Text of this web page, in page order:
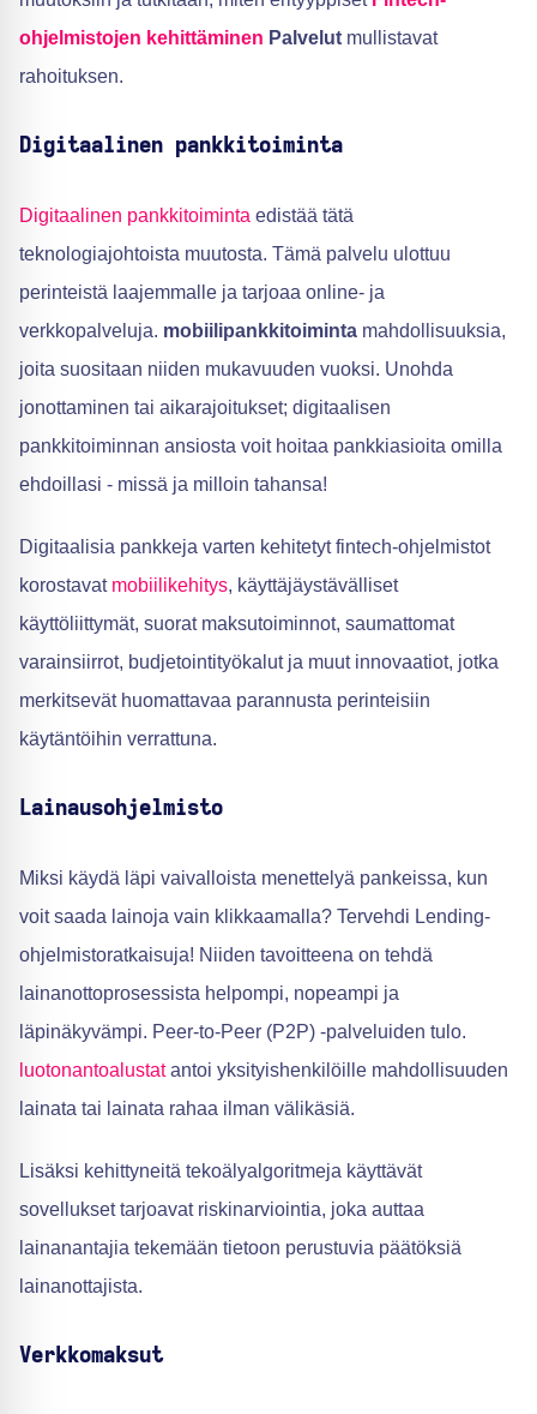
ohjelmistojen kehittäminen Palvelut mullistavat
rahoituksen.
Digitaalinen pankkitoiminta
Digitaalinen pankkitoiminta edistää tätä
teknologiajohtoista muutosta. Tämä palvelu ulottuu
perinteistä laajemmalle ja tarjoaa online- ja
verkkopalveluja. mobiilipankkitoiminta mahdollisuuksia,
joita suositaan niiden mukavuuden vuoksi. Unohda
jonottaminen tai aikarajoitukset; digitaalisen
pankkitoiminnan ansiosta voit hoitaa pankkiasioita omilla
ehdoillasi - missä ja milloin tahansa!
Digitaalisia pankkeja varten kehitetyt fintech-ohjelmistot
korostavat mobiilikehitys, käyttäjäystävälliset
käyttöliittymät, suorat maksutoiminnot, saumattomat
varainsiirrot, budjetointityökalut ja muut innovaatiot, jotka
merkitsevät huomattavaa parannusta perinteisiin
käytäntöihin verrattuna.
Lainausohjelmisto
Miksi käydä läpi vaivalloista menettelyä pankeissa, kun
voit saada lainoja vain klikkaamalla? Tervehdi Lending-
ohjelmistoratkaisuja! Niiden tavoitteena on tehdä
lainanottoprosessista helpompi, nopeampi ja
läpinäkyvämpi. Peer-to-Peer (P2P) -palveluiden tulo.
luotonantoalustatantoi yksityishenkilöille mahdollisuuden
lainata tai lainata rahaa ilman välikäsiä.
Lisäksi kehittyneitä tekoälyalgoritmeja käyttävät
sovellukset tarjoavat riskinarviointia, joka auttaa
lainanantajia tekemään tietoon perustuvia päätöksiä
lainanottajista.
Verkkomaksut